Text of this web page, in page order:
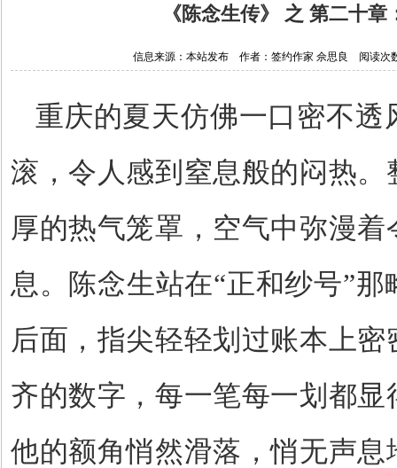
《陈念生传》 之 第二十
信息来源：本站发布 作者：签约作家 佘思良 阅读次
重庆的夏天仿佛一口密不透
滚，令人感到窒息般的闷热
厚的热气笼罩，空气中弥漫
息。陈念生站在“正和纱号”那
后面，指尖轻轻划过账本上
齐的数字，每一笔每一划都
他的额角悄然滑落，悄无声